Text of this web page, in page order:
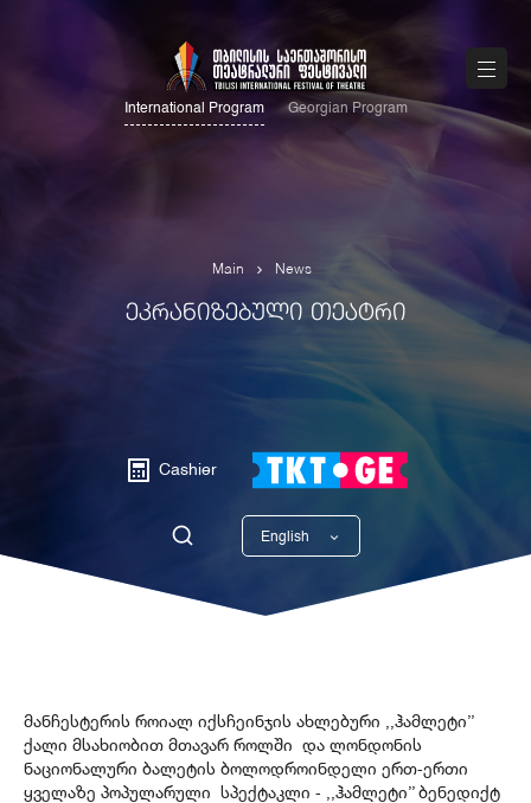
International Program Georgian Program
Main News
ᲔᲙᲠᲐᲜᲘᲖᲔᲑᲣᲚᲘ ᲗᲔᲐᲢᲠᲘ
Cashier
English
მანჩესტერის როიალ იქსჩეინჯის ახლებური ,,ჰამლეტი’’
ქალი მსახიობით მთავარ როლში და ლონდონის
ნაციონალური ბალეტის ბოლოდროინდელი ერთ-ერთი
ყველაზე პოპულარული სპექტაკლი - ,,ჰამლეტი’’ ბენედიქტ